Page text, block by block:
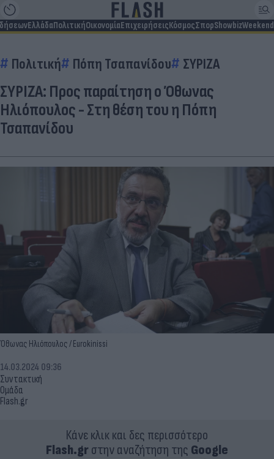
ΕλλάδαΠολιτικήΟικονομίαΕπιχειρήσειςΚόσμοςΣπορShowbizWeekend
Πολιτική Πόπη Τσαπανίδου ΣΥΡΙΖΑ
ΣΥΡΙΖΑ: Προς παραίτηση ο Όθωνας
Ηλιόπουλος - Στη θέση του η Πόπη
Τσαπανίδου
Όθωνας Ηλιόπουλος / Eurokinissi
Συντακτική
Ομάδα
Flash.gr
14.03.2024 09:36
Κάνε κλικ και δες περισσότερο
Flash.grστην αναζήτηση της Google